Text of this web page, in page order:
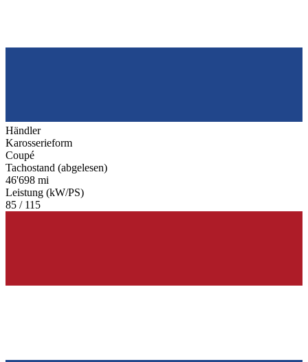
Händler
Karosserieform
Coupé
Tachostand (abgelesen)
46'698 mi
Leistung (kW/PS)
85 / 115